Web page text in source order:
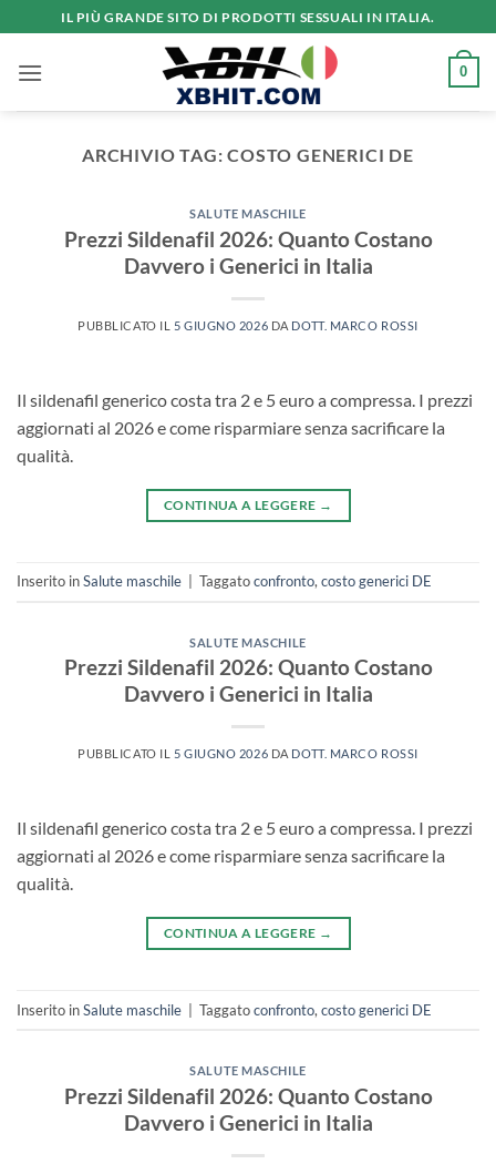
ai
contenuti
IL PIÙ GRANDE SITO DI PRODOTTI SESSUALI IN ITALIA.
0
ARCHIVIO TAG:COSTO GENERICI DE
SALUTE MASCHILE
Prezzi Sildenafil 2026: Quanto Costano
Davvero i Generici in Italia
PUBBLICATO IL 5 GIUGNO 2026 DA DOTT. MARCO ROSSI
Il sildenafil generico costa tra 2 e 5 euro a compressa. I prezzi
aggiornati al 2026 e come risparmiare senza sacrificare la
qualità.
CONTINUA A LEGGERE →
Inserito inSalute maschile Taggatoconfronto, costo generici DE
SALUTE MASCHILE
Prezzi Sildenafil 2026: Quanto Costano
Davvero i Generici in Italia
PUBBLICATO IL 5 GIUGNO 2026 DA DOTT. MARCO ROSSI
Il sildenafil generico costa tra 2 e 5 euro a compressa. I prezzi
aggiornati al 2026 e come risparmiare senza sacrificare la
qualità.
CONTINUA A LEGGERE →
Inserito inSalute maschile Taggatoconfronto, costo generici DE
SALUTE MASCHILE
Prezzi Sildenafil 2026: Quanto Costano
Davvero i Generici in Italia